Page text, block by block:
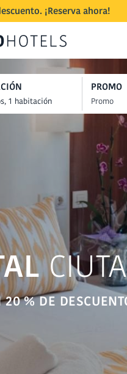
¡Reserva ahora!
% DE
PROMO